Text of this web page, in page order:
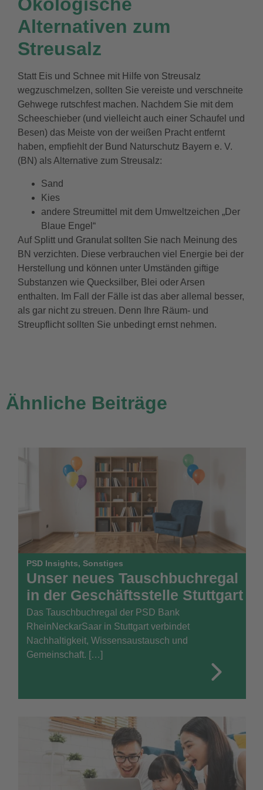
Alternativen zum
Streusalz
Statt Eis und Schnee mit Hilfe von Streusalz
wegzuschmelzen, sollten Sie vereiste und verschneite
Gehwege rutschfest machen. Nachdem Sie mit dem
Scheeschieber (und vielleicht auch einer Schaufel und
Besen) das Meiste von der weißen Pracht entfernt
haben, empfiehlt der Bund Naturschutz Bayern e. V.
(BN) als Alternative zum Streusalz:
Sand
Kies
andere Streumittel mit dem Umweltzeichen „Der
Blaue Engel“
Auf Splitt und Granulat sollten Sie nach Meinung des
BN verzichten. Diese verbrauchen viel Energie bei der
Herstellung und können unter Umständen giftige
Substanzen wie Quecksilber, Blei oder Arsen
enthalten. Im Fall der Fälle ist das aber allemal besser,
als gar nicht zu streuen. Denn Ihre Räum- und
Streupflicht sollten Sie unbedingt ernst nehmen.
Ähnliche Beiträge
PSD Insights, Sonstiges
Unser neues Tauschbuchregal
in der Geschäftsstelle Stuttgart
Das Tauschbuchregal der PSD Bank
RheinNeckarSaar in Stuttgart verbindet
Nachhaltigkeit, Wissensaustausch und
Gemeinschaft. […]